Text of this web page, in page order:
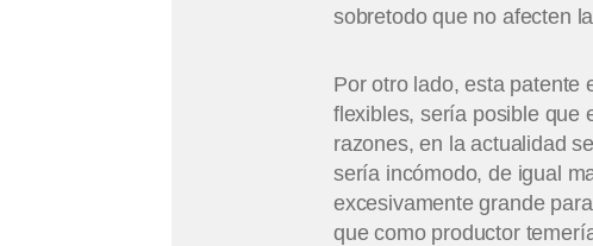
sobretodo que no afecten
Por otro lado, esta patente
flexibles, sería posible que
razones, en la actualidad
sería incómodo, de igual
excesivamente grande
que como productor